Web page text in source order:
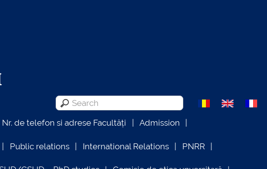
Nr. de telefon si adrese Facultăți Admission
Public relations International Relations PNRR